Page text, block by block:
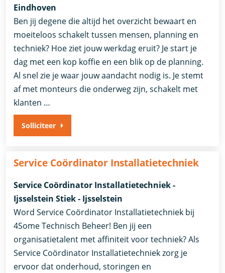
Eindhoven
Ben jij degene die altijd het overzicht bewaart en
moeiteloos schakelt tussen mensen, planning en
techniek? Hoe ziet jouw werkdag eruit? Je start je
dag met een kop koffie en een blik op de planning.
Al snel zie je waar jouw aandacht nodig is. Je stemt
af met monteurs die onderweg zijn, schakelt met
klanten …
Solliciteer
Service Coördinator Installatietechniek
Service Coördinator Installatietechniek -
Ijsselstein Stiek - Ijsselstein
Word Service Coördinator Installatietechniek bij
4Some Technisch Beheer! Ben jij een
organisatietalent met affiniteit voor techniek? Als
Service Coördinator Installatietechniek zorg je
ervoor dat onderhoud, storingen en